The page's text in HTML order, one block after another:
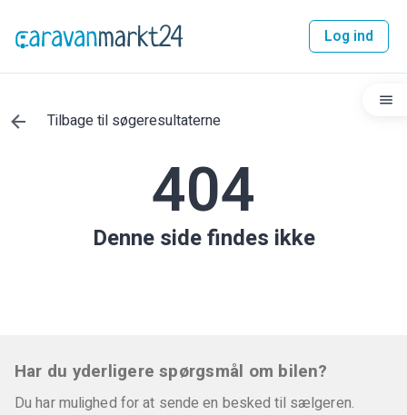
Log ind
Tilbage til søgeresultaterne
404
Denne side findes ikke
Har du yderligere spørgsmål om bilen?
Du har mulighed for at sende en besked til sælgeren.